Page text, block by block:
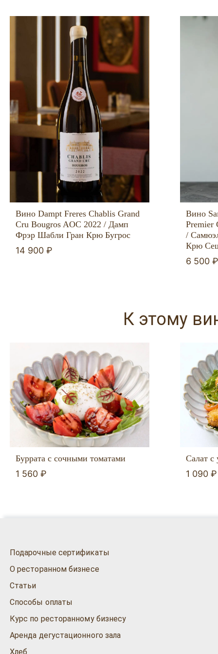
Вино Dampt Freres Chablis Grand
Cru Bougros AOC 2022 / Дамп
Фрэр Шабли Гран Крю Бугрос
14 900 ₽
Вино
Premier
/
Крю
6 500 ₽
К этому
Буррата с сочными томатами
1 560 ₽
Салат с
1 090 ₽
Подарочные сертификаты
О ресторанном бизнесе
Статьи
Способы оплаты
Курс по ресторанному бизнесу
Аренда дегустационного зала
Хлеб